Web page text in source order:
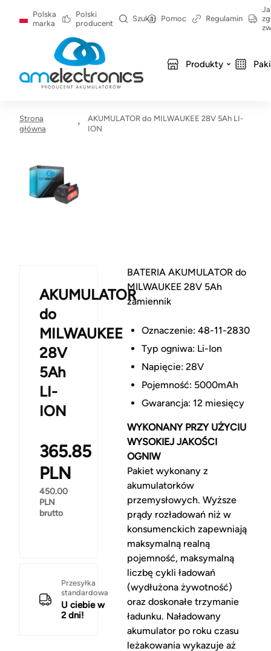
Polska
marka
Polski
producent
Szukaj Pomoc Regulamin
Produkty
Strona
główna
AKUMULATOR do MILWAUKEE 28V 5Ah LI-
ION
AKUMULATOR
do
MILWAUKEE
28V
5Ah
LI-
ION
365.85
PLN
450.00
PLN
brutto
Przesyłka
standardowa
U ciebie w
2 dni!
BATERIA AKUMULATOR do
MILWAUKEE 28V 5Ah
zamiennik
Oznaczenie: 48-11-2830
Typ ogniwa: Li-Ion
Napięcie: 28V
Pojemność: 5000mAh
Gwarancja: 12 miesięcy
WYKONANY PRZY UŻYCIU
WYSOKIEJ JAKOŚCI
OGNIW
Pakiet wykonany z
akumulatorków
przemysłowych. Wyższe
prądy rozładowań niż w
konsumenckich zapewniają
maksymalną realną
pojemność, maksymalną
liczbę cykli ładowań
(wydłużona żywotność)
oraz doskonałe trzymanie
ładunku. Naładowany
akumulator po roku czasu
leżakowania wykazuje aż